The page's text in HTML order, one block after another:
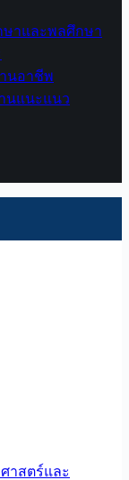
ษาและพลศึกษา
นอาชีพ
นแนะแนว
าสตร์และ